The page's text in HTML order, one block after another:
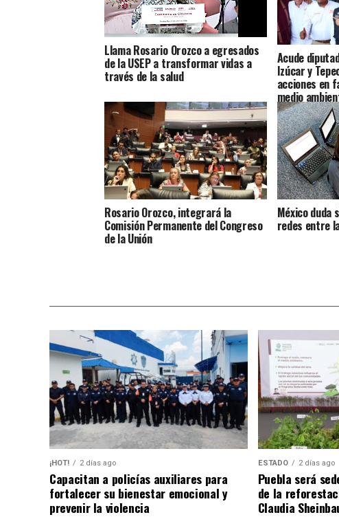
Llama Rosario Orozco a egresados
de la USEP a transformar vidas a
través de la salud
Acude
Izúcar y
acciones en
medio
Rosario Orozco, integrará la
Comisión Permanente del Congreso
de la Unión
México duda
redes entre
¡HOT! 2 días ago
Capacitan a policías auxiliares para
fortalecer su bienestar emocional y
prevenir la violencia
ESTADO 2 días ago
Puebla será
de la
Claudia